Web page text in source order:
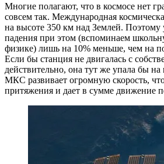
Многие полагают, что в космосе нет
совсем так. Международная
на высоте 350 км над Землей. Поэтому
падения при этом (вспоминаем
физике) лишь на 10% меньше, чем на
Если бы станция не двигалась с
действительно, она тут же упала бы
МКС развивает огромную скорость,
притяжения и дает в сумме движение